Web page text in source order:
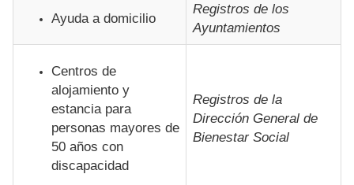
Ayuda a domicilio
Registros de los
Ayuntamientos
Centros de
alojamiento y
estancia para
personas mayores de
50 años con
discapacidad
Registros de la
Dirección General de
Bienestar Social